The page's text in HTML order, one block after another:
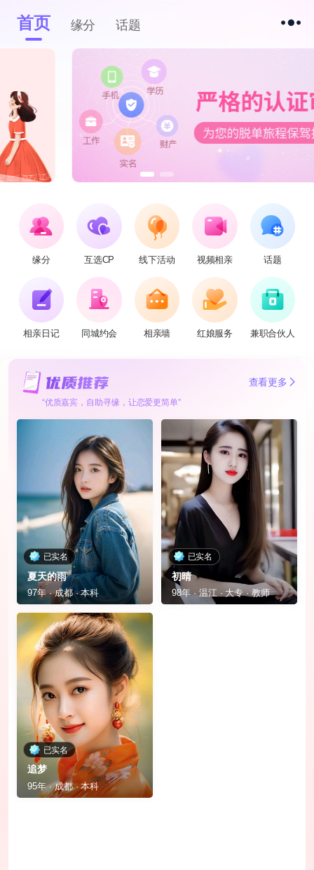
首页 缘分 话题
缘分 互选CP 线下活动 视频相亲 话题
相亲日记 同城约会 相亲墙 红娘服务 兼职合伙人
查看更多
“优质嘉宾，自助寻缘，让恋爱更简单”
已实名
夏天的雨
97年 · 成都 · 本科
已实名
初晴
98年 · 温江 · 大专 · 教师
已实名
追梦
95年 · 成都 · 本科